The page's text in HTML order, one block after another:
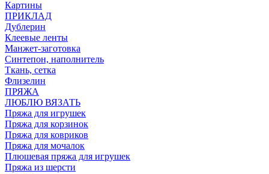
Картины
ПРИКЛАД
Дублерин
Клеевые ленты
Манжет-заготовка
Синтепон, наполнитель
Ткань, сетка
Флизелин
ПРЯЖА
ЛЮБЛЮ ВЯЗАТЬ
Пряжа для игрушек
Пряжа для корзинок
Пряжа для ковриков
Пряжа для мочалок
Плюшевая пряжа для игрушек
Пряжа из шерсти